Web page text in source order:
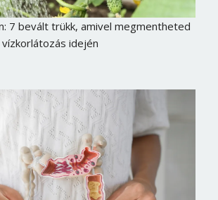
7 bevált trükk, amivel megmentheted
idején